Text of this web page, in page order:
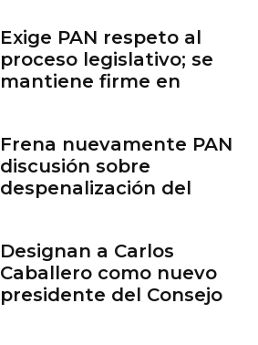
Exige PAN respeto al
proceso legislativo; se
mantiene firme en
Frena nuevamente PAN
discusión sobre
despenalización del
Designan a Carlos
Caballero como nuevo
presidente del Consejo